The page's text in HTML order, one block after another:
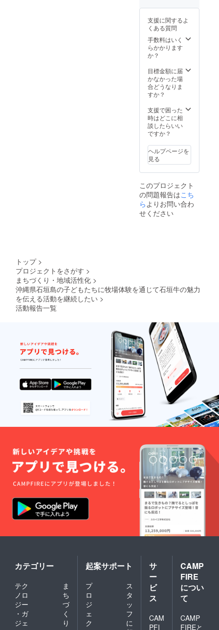
ルギー
表示：
一部に
小麦・
乳成
分・牛
豆・り
んごを
含む ・
の側面
に表示
・主原
料の原
日本 ・
カレー
（ア
グーカ
レー）
・原材
料名：
豚肉
オニオ
脂）、
人参、
トマト
ピュー
レ、チ
キンエ
キス、
砂糖、
でん
粉、カ
レー
粉、食
塩、食
用油脂
たん白
加水分
解物、
ナンプ
ラー、
エキス
パウ
ダー、
バ
粉末醤
スパウ
ダー、
トマト
パウ
ダー、
オニオ
ンパウ
ガー
リック
商品代
29,000
円 送料
1,000円
名称：
（石垣
牛） ・
原産国/
産地：
イズ/重
量：800
ｇ ・保
凍-18℃
商
品代
49,000
1,000円
支援に関するよ
くある質問
手数料はいく
らかかります
か？
目標金額に届
かなかった場
合どうなりま
すか？
支援で困った
時はどこに相
談したらいい
ですか？
ヘルプページを
見る
このプロジェクト
の問題報告はこち
らよりお問い合わ
せください
トップ >
プロジェクトをさがす >
まちづくり・地域活性化 >
沖縄県石垣島の子どもたちに牧場体験を通じて石垣牛の魅力
を伝える活動を継続したい >
活動報告一覧
カテゴリー
テク
ノロ
ジー
・ガ
ジェ
ま
ち
づ
く
り
起案サポート
プ
ロ
ジ
ェ
ク
ス
タ
ッ
フ
に
サ
ー
ビ
ス
CAM
PFI
CAMP
FIRE
につい
て
CAMP
FIREと